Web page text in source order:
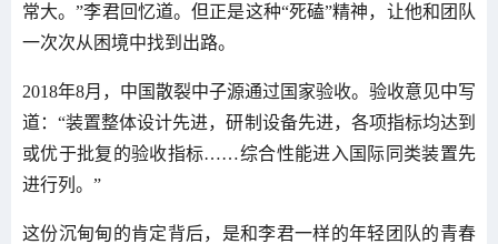
常大。”李君回忆道。但正是这种“死磕”精神，让他和团队
一次次从困境中找到出路。
2018年8月，中国散裂中子源通过国家验收。验收意见中写
道：“装置整体设计先进，研制设备先进，各项指标均达到
或优于批复的验收指标……综合性能进入国际同类装置先
进行列。”
这份沉甸甸的肯定背后，是和李君一样的年轻团队的青春